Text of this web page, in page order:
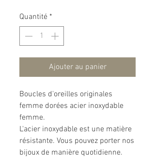
Quantité *
Ajouter au panier
Boucles d'oreilles originales
femme dorées acier inoxydable
femme.
L'acier inoxydable est une matière
résistante. Vous pouvez porter nos
bijoux de manière quotidienne.